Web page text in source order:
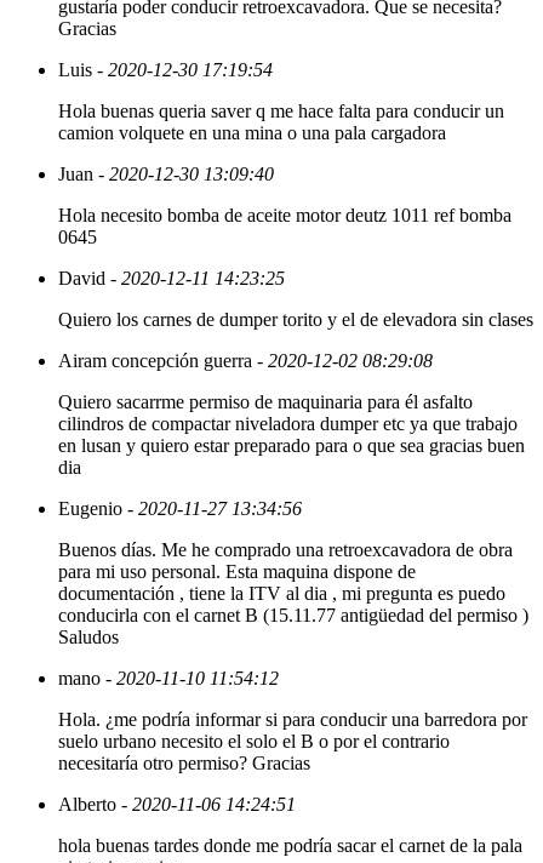
gustaría poder conducir retroexcavadora. Que se necesita?
Gracias
Luis - 2020-12-30 17:19:54
Hola buenas queria saver q me hace falta para conducir un
camion volquete en una mina o una pala cargadora
Juan - 2020-12-30 13:09:40
Hola necesito bomba de aceite motor deutz 1011 ref bomba
0645
David - 2020-12-11 14:23:25
Quiero los carnes de dumper torito y el de elevadora sin clases
Airam concepción guerra - 2020-12-02 08:29:08
Quiero sacarrme permiso de maquinaria para él asfalto
cilindros de compactar niveladora dumper etc ya que trabajo
en lusan y quiero estar preparado para o que sea gracias buen
dia
Eugenio - 2020-11-27 13:34:56
Buenos días. Me he comprado una retroexcavadora de obra
para mi uso personal. Esta maquina dispone de
documentación , tiene la ITV al dia , mi pregunta es puedo
conducirla con el carnet B (15.11.77 antigüedad del permiso )
Saludos
mano - 2020-11-10 11:54:12
Hola. ¿me podría informar si para conducir una barredora por
suelo urbano necesito el solo el B o por el contrario
necesitaría otro permiso? Gracias
Alberto - 2020-11-06 14:24:51
hola buenas tardes donde me podría sacar el carnet de la pala